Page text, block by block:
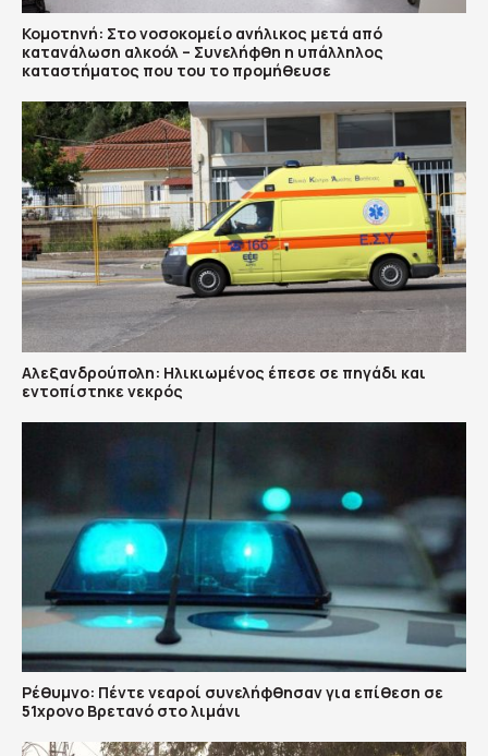
Κομοτηνή: Στο νοσοκομείο ανήλικος μετά από
κατανάλωση αλκοόλ – Συνελήφθη η υπάλληλος
καταστήματος που του το προμήθευσε
Αλεξανδρούπολη: Ηλικιωμένος έπεσε σε πηγάδι και
εντοπίστηκε νεκρός
Ρέθυμνο: Πέντε νεαροί συνελήφθησαν για επίθεση σε
51χρονο Βρετανό στο λιμάνι